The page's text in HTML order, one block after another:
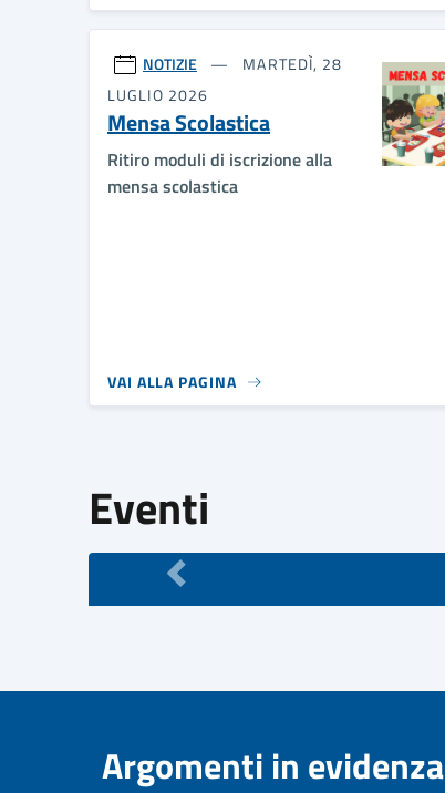
NOTIZIE
MARTEDÌ, 28
LUGLIO 2026
Mensa Scolastica
Ritiro moduli di iscrizione alla
mensa scolastica
VAI ALLA PAGINA
Eventi
Argomenti in evidenza